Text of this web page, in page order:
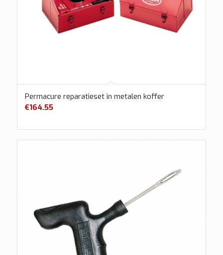
Permacure reparatieset in metalen koffer
€164.55